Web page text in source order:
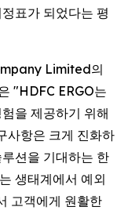
표가 되었다는 평
Limited의
"HDFC ERGO는
을 제공하기 위해
사항은 크게 진화하
션을 기대하는 한
생태계에서 예외
고객에게 원활한